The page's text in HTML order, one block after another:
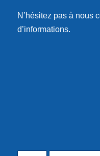
N’hésitez pas à nous
d’informations.